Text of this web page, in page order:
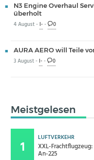
N3 Engine Overhaul
überholt
4 August - I-- 0
AURA AERO will Teile
3 August - I-- 0
Meistgelesen
LUFTVERKEHR
XXL-
An-225